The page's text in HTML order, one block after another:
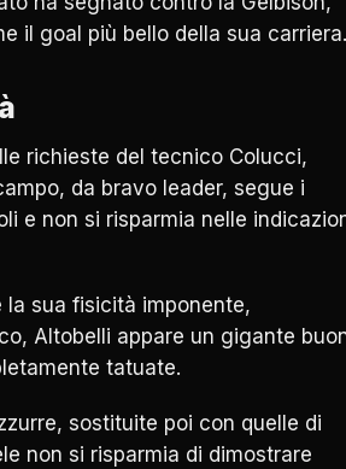
il goal più bello della sua carriera.
richieste del tecnico Colucci,
da bravo leader, segue i
e non si risparmia nelle
la sua fisicità imponente,
Altobelli appare un gigante
tatuate.
sostituite poi con quelle di
non si risparmia di dimostrare